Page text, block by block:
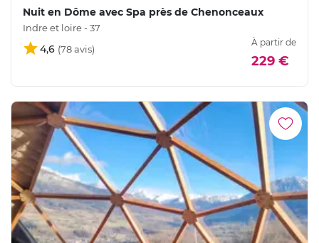
Nuit en Dôme avec Spa près de Chenonceaux
Indre et loire - 37
4,6
À partir de
229 €